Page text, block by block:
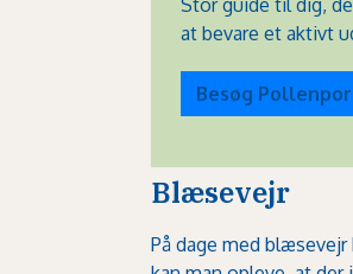
at bevare et aktivt
Besøg
Blæsevejr
På dage med